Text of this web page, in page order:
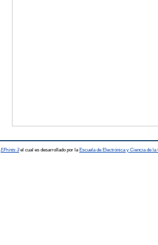
EPrints 3el cual es desarrollado por la Escuela de Electrónica y Ciencia de la